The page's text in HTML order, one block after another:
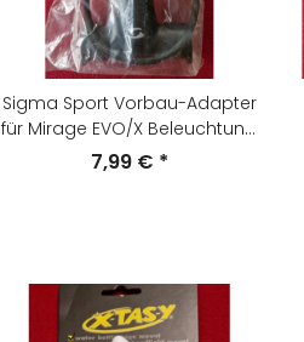
Sigma Sport Vorbau-Adapter
für Mirage EVO/X Beleuchtung,
NEU
7,99 € *